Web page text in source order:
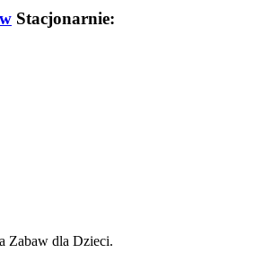
Stacjonarnie:
Zabaw dla Dzieci.